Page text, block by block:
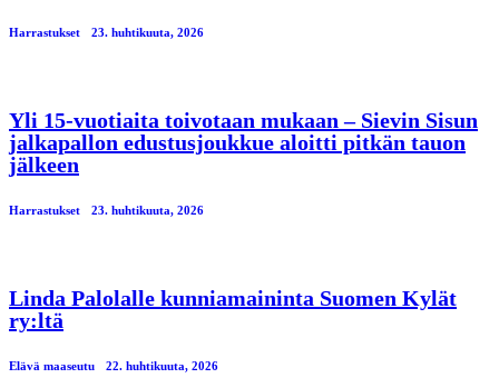
Harrastukset 23. huhtikuuta, 2026
Yli 15-vuotiaita toivotaan mukaan – Sievin Sisun
jalkapallon edustusjoukkue aloitti pitkän tauon
jälkeen
Harrastukset 23. huhtikuuta, 2026
Linda Palolalle kunniamaininta Suomen Kylät
ry:ltä
Elävä maaseutu 22. huhtikuuta, 2026